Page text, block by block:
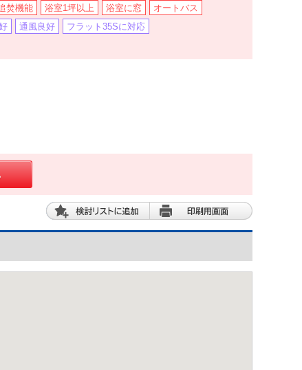
焚機能 浴室1坪以上 浴室に窓
オートバス
通風良好
フラット35Sに対応